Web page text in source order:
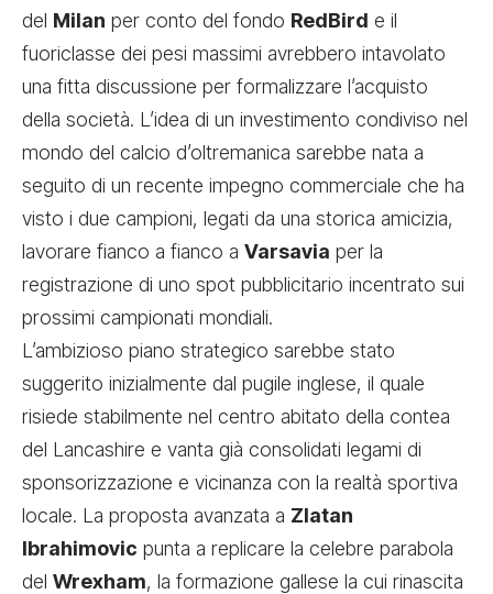
del Milan per conto del fondo RedBird e il
fuoriclasse dei pesi massimi avrebbero intavolato
una fitta discussione per formalizzare l’acquisto
della società. L’idea di un investimento condiviso nel
mondo del calcio d’oltremanica sarebbe nata a
seguito di un recente impegno commerciale che ha
visto i due campioni, legati da una storica amicizia,
lavorare fianco a fianco a Varsavia per la
registrazione di uno spot pubblicitario incentrato sui
prossimi campionati mondiali.
L’ambizioso piano strategico sarebbe stato
suggerito inizialmente dal pugile inglese, il quale
risiede stabilmente nel centro abitato della contea
del Lancashire e vanta già consolidati legami di
sponsorizzazione e vicinanza con la realtà sportiva
locale. La proposta avanzata a Zlatan
Ibrahimovic punta a replicare la celebre parabola
del Wrexham, la formazione gallese la cui rinascita